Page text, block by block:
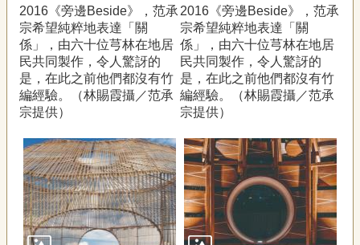
2016《旁邊Beside》，范承
宗希望純粹地表達「關
係」，由六十位芎林在地居
民共同製作，令人驚訝的
是，在此之前他們都沒有竹
編經驗。（林賜霞攝／范承
宗提供）
2016《旁邊Beside》，范承
宗希望純粹地表達「關
係」，由六十位芎林在地居
民共同製作，令人驚訝的
是，在此之前他們都沒有竹
編經驗。（林賜霞攝／范承
宗提供）